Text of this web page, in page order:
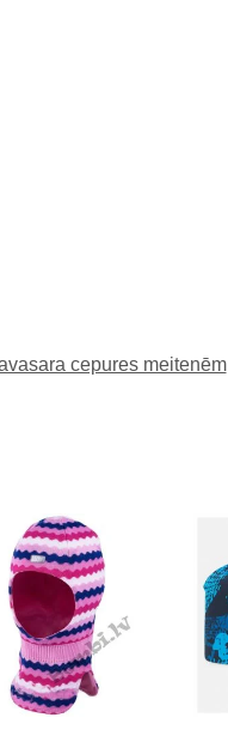
cepures meitenēm